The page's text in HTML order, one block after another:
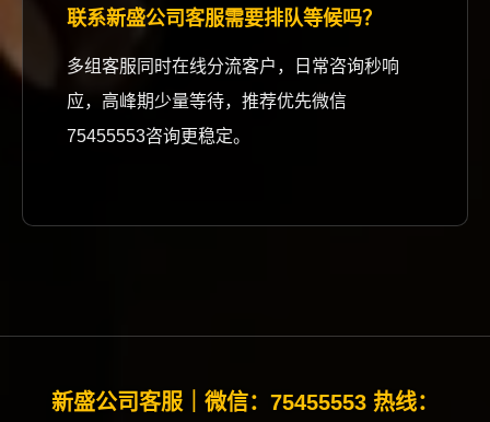
联系新盛公司客服需要排队等候吗？
多组客服同时在线分流客户，日常咨询秒响
应，高峰期少量等待，推荐优先微信
75455553咨询更稳定。
新盛公司客服｜微信：75455553 热线：